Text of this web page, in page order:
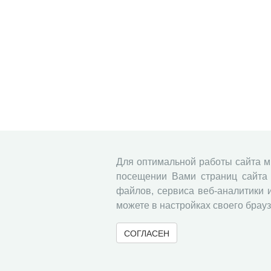
Для оптимальной работы сайта
посещении Вами страниц сайта
файлов, сервиса веб-аналитики
можете в настройках своего
СОГЛАСЕН